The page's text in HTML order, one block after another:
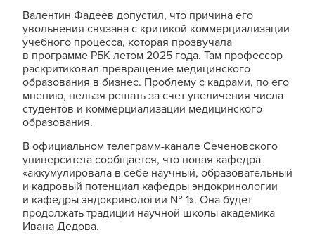
Валентин Фадеев допустил, что причина его
увольнения связана с критикой коммерциализации
учебного процесса, которая прозвучала
в программе РБК летом 2025 года. Там профессор
раскритиковал превращение медицинского
образования в бизнес. Проблему с кадрами, по его
мнению, нельзя решать за счет увеличения числа
студентов и коммерциализации медицинского
образования.
В официальном телеграмм-канале Сеченовского
университета сообщается, что новая кафедра
«аккумулировала в себе научный, образовательный
и кадровый потенциал кафедры эндокринологии
и кафедры эндокринологии № 1». Она будет
продолжать традиции научной школы академика
Ивана Дедова.